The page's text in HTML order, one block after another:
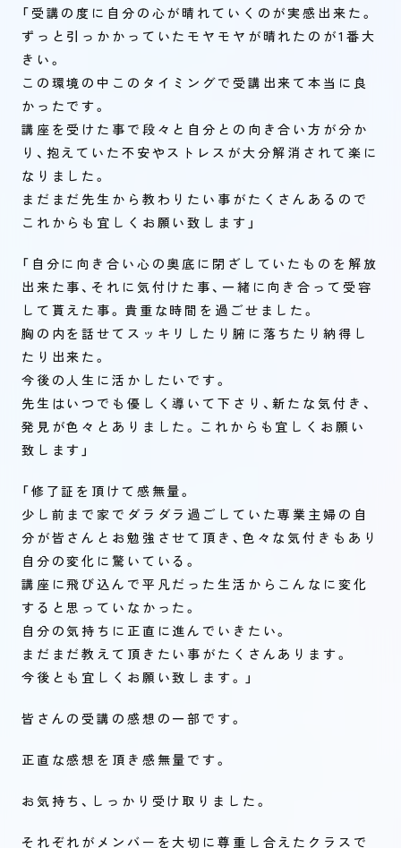
「受講の度に自分の心が晴れていくのが実感出来た。
ずっと引っかかっていたモヤモヤが晴れたのが1番大
きい。
この環境の中このタイミングで受講出来て本当に良
かったです。
講座を受けた事で段々と自分との向き合い方が分か
り、抱えていた不安やストレスが大分解消されて楽に
なりました。
まだまだ先生から教わりたい事がたくさんあるので
これからも宜しくお願い致します」
「自分に向き合い心の奥底に閉ざしていたものを解放
出来た事、それに気付けた事、一緒に向き合って受容
して貰えた事。貴重な時間を過ごせました。
胸の内を話せてスッキリしたり腑に落ちたり納得し
たり出来た。
今後の人生に活かしたいです。
先生はいつでも優しく導いて下さり、新たな気付き、
発見が色々とありました。これからも宜しくお願い
致します」
「修了証を頂けて感無量。
少し前まで家でダラダラ過ごしていた専業主婦の自
分が皆さんとお勉強させて頂き、色々な気付きもあり
自分の変化に驚いている。
講座に飛び込んで平凡だった生活からこんなに変化
すると思っていなかった。
自分の気持ちに正直に進んでいきたい。
まだまだ教えて頂きたい事がたくさんあります。
今後とも宜しくお願い致します。」
皆さんの受講の感想の一部です。
正直な感想を頂き感無量です。
お気持ち、しっかり受け取りました。
それぞれがメンバーを大切に尊重し合えたクラスで